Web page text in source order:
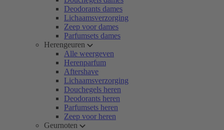
Deodorants dames
Lichaamsverzorging
Zeep voor dames
Parfumsets dames
Herengeuren
Alle weergeven
Herenparfum
Aftershave
Lichaamsverzorging
Douchegels heren
Deodorants heren
Parfumsets heren
Zeep voor heren
Geurnoten